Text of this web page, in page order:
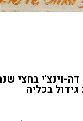
דה-וינצ'י בחצי
בכליה